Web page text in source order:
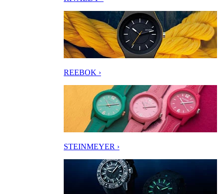
REEBOK ›
STEINMEYER ›